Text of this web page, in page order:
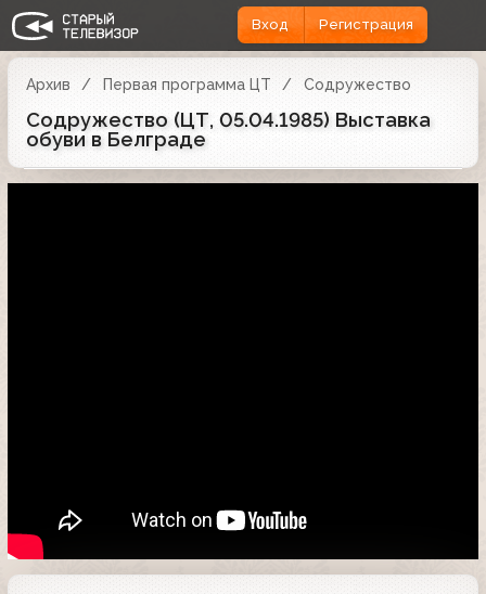
Вход Регистрация
Архив Первая программа ЦТ Содружество
Содружество (ЦТ, 05.04.1985) Выставка
обуви в Белграде